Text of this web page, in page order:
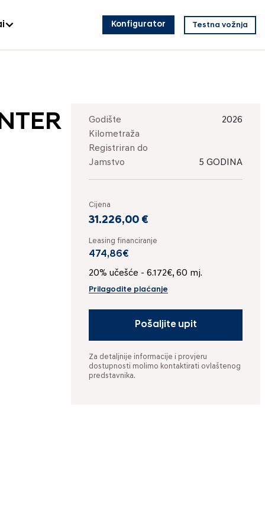
Konfigurator Testna vožnja
Godište
2026
Kilometraža
Registriran do
Jamstvo
5 GODINA
Cijena
31.226,00 €
Leasing financiranje
474,86€
20% učešće - 6.172€, 60 mj.
Prilagodite plaćanje
Pošaljite upit
Za detaljnije informacije i provjeru
dostupnosti molimo kontaktirati ovlaštenog
predstavnika.